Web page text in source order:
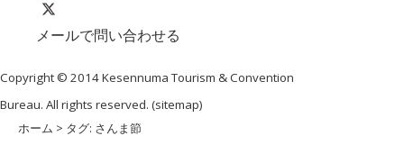
メールで問い合わせる
Copyright © 2014 Kesennuma Tourism & Convention
Bureau. All rights reserved. (sitemap)
ホーム > タグ: さんま節